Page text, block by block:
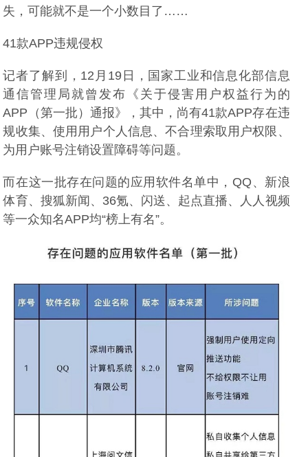
失，可能就不是一个小数目了……
41款APP违规侵权
记者了解到，12月19日，国家工业和信息化部信息
通信管理局就曾发布《关于侵害用户权益行为的
APP（第一批）通报》，其中，尚有41款APP存在违
规收集、使用用户个人信息、不合理索取用户权限、
为用户账号注销设置障碍等问题。
而在这一批存在问题的应用软件名单中，QQ、新浪
体育、搜狐新闻、36氪、闪送、起点直播、人人视频
等一众知名APP均“榜上有名”。